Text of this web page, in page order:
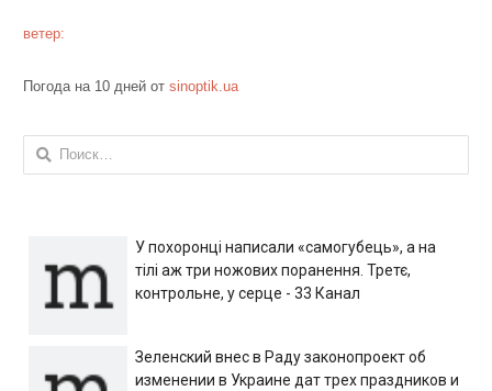
ветер:
Погода на 10 дней от sinoptik.ua
Найти:
У похоронці написали «самогубець», а на
тілі аж три ножових поранення. Третє,
контрольне, у серце - 33 Канал
Зеленский внес в Раду законопроект об
изменении в Украине дат трех праздников и